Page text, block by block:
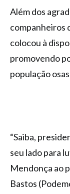
Além dos
companheiros
colocou à
promovendo
população
“Saiba,
seu lado para
Mendonça ao
Bastos